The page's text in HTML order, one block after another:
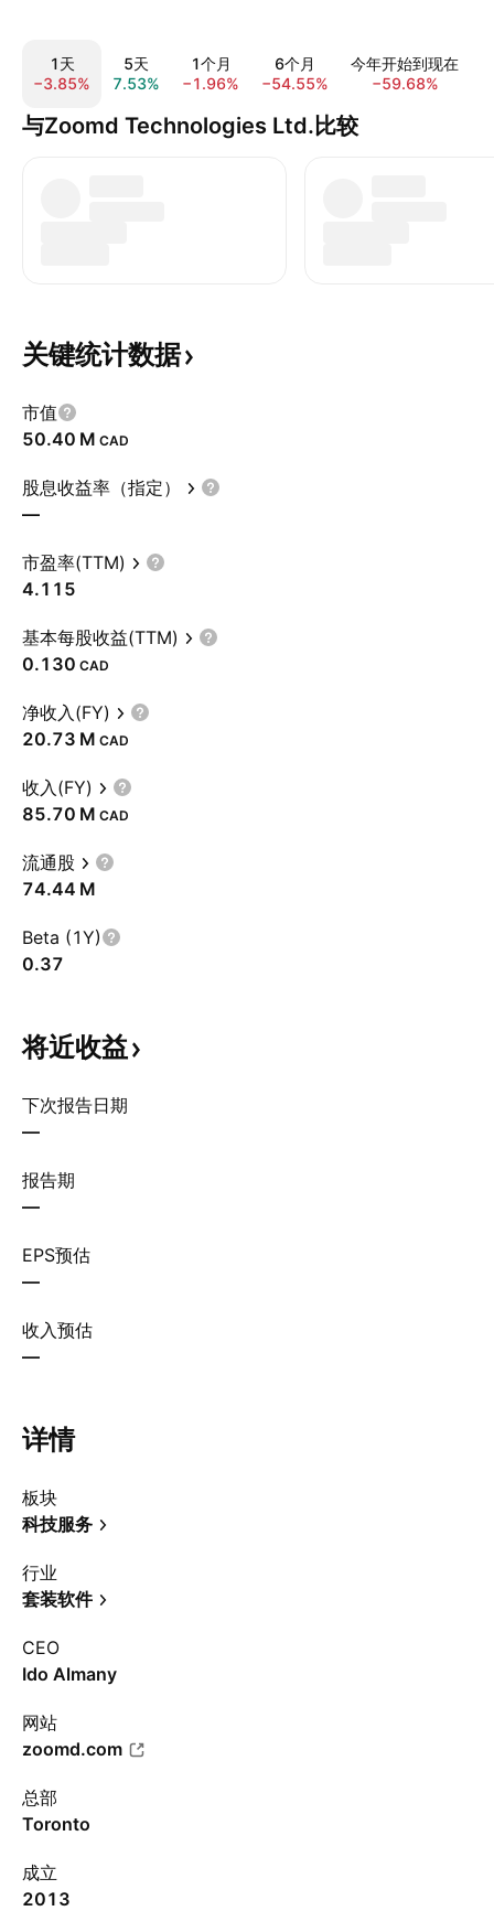
1天
−3.85%
5天
7.53%
1个月
−1.96%
6个月
−54.55%
今年开始到现在
−59.68%
与Zoomd Technologies Ltd.比较
关键统计数据
市值
‪50.40 M‬ CAD
股息收益率（指定）
—
市盈率(TTM)
4.115
基本每股收益(TTM)
0.130 CAD
净收入(FY)
‪20.73 M‬ CAD
收入(FY)
‪85.70 M‬ CAD
流通股
‪74.44 M‬
Beta (1Y)
0.37
将近收益
下次报告日期
—
报告期
—
EPS预估
—
收入预估
—
详情
板块
科技服务
行业
套装软件
CEO
Ido Almany
网站
zoomd.com
总部
Toronto
成立
2013